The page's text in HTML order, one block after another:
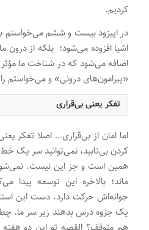
کردیم.
در اپیزود بیست و ششم می‌خواستم
اشیا افزوده می‌شود؛ بلکه از
اضافه می‌شود که در شناخت ما
«پیرامون‌های درونی» و می‌خواستم
تفکر یعنی بی‌قراری
اما امان از بی‌قراری… اصلا تفکر
کردن بی‌تابید، نمی‌توانید سر یک خط
همین است و جز این نیست.
ماند؛ بالاخره این توسعه پیدا
جوانه‌اش حرکت دارد. دست این
یک جزوه درس بدهند زیر سر ما.
هم متوقف؟ القصه تو این دو